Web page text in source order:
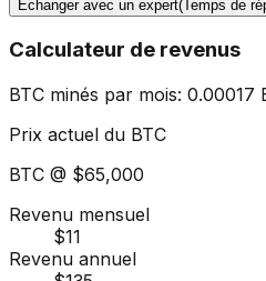
Échanger avec un expert(Temps de
Calculateur de revenus
BTC minés par mois: 0.00017
Prix actuel du BTC
BTC @ $65,000
Revenu mensuel
$11
Revenu annuel